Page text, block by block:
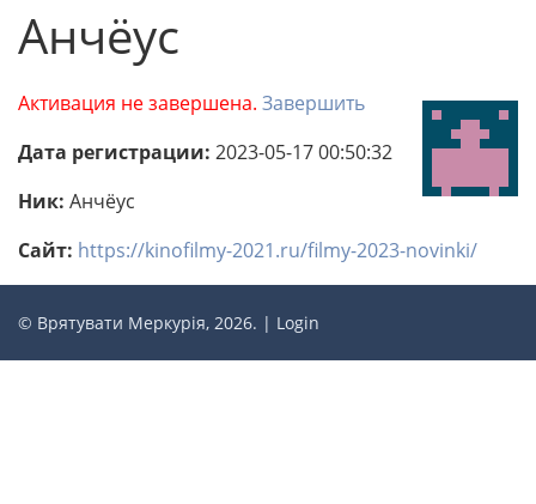
Анчёус
Активация не завершена. Завершить
Дата регистрации: 2023-05-17 00:50:32
Ник: Анчёус
Сайт: https://kinofilmy-2021.ru/filmy-2023-novinki/
© Врятувати Меркурія, 2026. | Login